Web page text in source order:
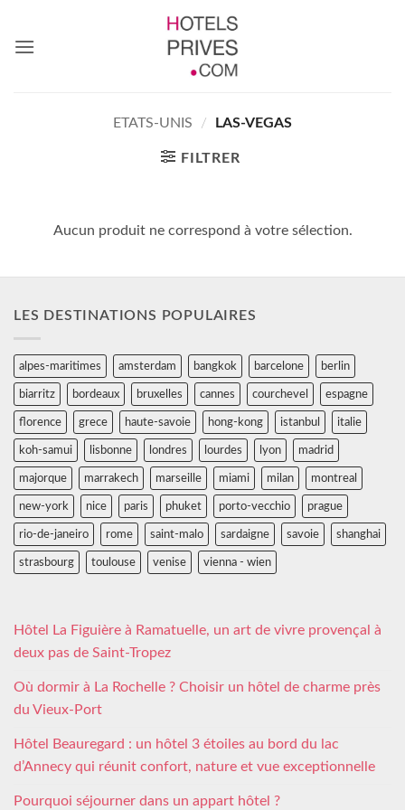
contenu
ETATS-UNIS / LAS-VEGAS
FILTRER
Aucun produit ne correspond à votre sélection.
LES DESTINATIONS POPULAIRES
alpes-maritimes amsterdam bangkok barcelone berlin
biarritz bordeaux bruxelles cannes courchevel espagne
florence grece haute-savoie hong-kong istanbul italie
koh-samui lisbonne londres lourdes lyon madrid
majorque marrakech marseille miami milan montreal
new-york nice paris phuket porto-vecchio prague
rio-de-janeiro rome saint-malo sardaigne savoie shanghai
strasbourg toulouse venise vienna - wien
Hôtel La Figuière à Ramatuelle, un art de vivre provençal à
deux pas de Saint-Tropez
Où dormir à La Rochelle ? Choisir un hôtel de charme près
du Vieux-Port
Hôtel Beauregard : un hôtel 3 étoiles au bord du lac
d’Annecy qui réunit confort, nature et vue exceptionnelle
Pourquoi séjourner dans un appart hôtel ?